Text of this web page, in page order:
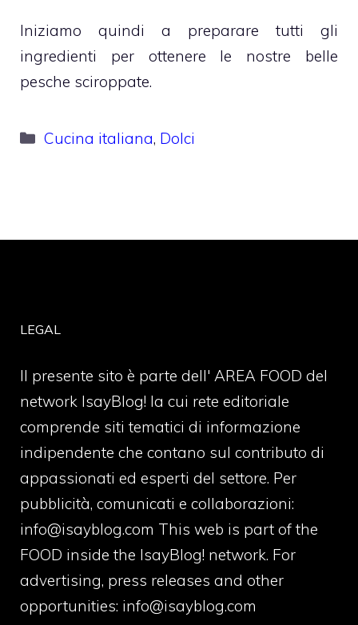
Iniziamo quindi a preparare tutti gli
ingredienti per ottenere le nostre belle
pesche sciroppate.
Categorie
Cucina italiana, Dolci
LEGAL
Il presente sito è parte dell' AREA FOOD del
network IsayBlog! la cui rete editoriale
comprende siti tematici di informazione
indipendente che contano sul contributo di
appassionati ed esperti del settore. Per
pubblicità, comunicati e collaborazioni:
info@isayblog.com This web is part of the
FOOD inside the IsayBlog! network. For
advertising, press releases and other
opportunities: info@isayblog.com